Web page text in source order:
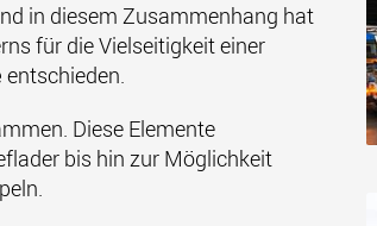
in diesem Zusammenhang hat
für die Vielseitigkeit einer
entschieden.
Diese Elemente
bis hin zur Möglichkeit